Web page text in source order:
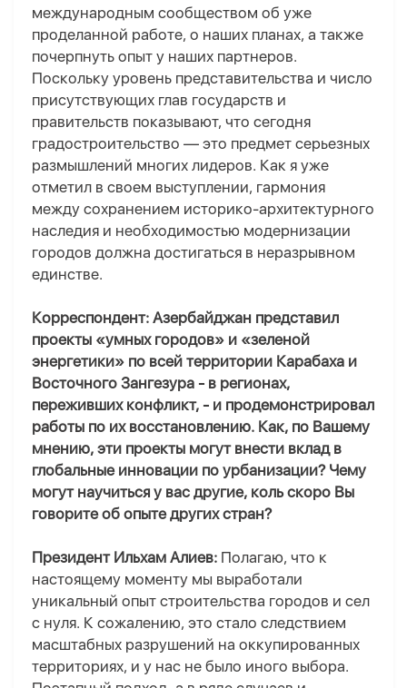
международным сообществом об уже
проделанной работе, о наших планах, а также
почерпнуть опыт у наших партнеров.
Поскольку уровень представительства и число
присутствующих глав государств и
правительств показывают, что сегодня
градостроительство — это предмет серьезных
размышлений многих лидеров. Как я уже
отметил в своем выступлении, гармония
между сохранением историко-архитектурного
наследия и необходимостью модернизации
городов должна достигаться в неразрывном
единстве.
Корреспондент: Азербайджан представил
проекты «умных городов» и «зеленой
энергетики» по всей территории Карабаха и
Восточного Зангезура - в регионах,
переживших конфликт, - и продемонстрировал
работы по их восстановлению. Как, по Вашему
мнению, эти проекты могут внести вклад в
глобальные инновации по урбанизации? Чему
могут научиться у вас другие, коль скоро Вы
говорите об опыте других стран?
Президент Ильхам Алиев: Полагаю, что к
настоящему моменту мы выработали
уникальный опыт строительства городов и сел
с нуля. К сожалению, это стало следствием
масштабных разрушений на оккупированных
территориях, и у нас не было иного выбора.